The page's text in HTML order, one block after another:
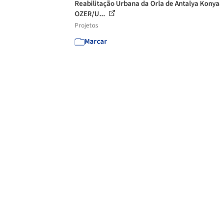
Reabilitação Urbana da Orla de Antalya
OZER/U...
Projetos
Marcar